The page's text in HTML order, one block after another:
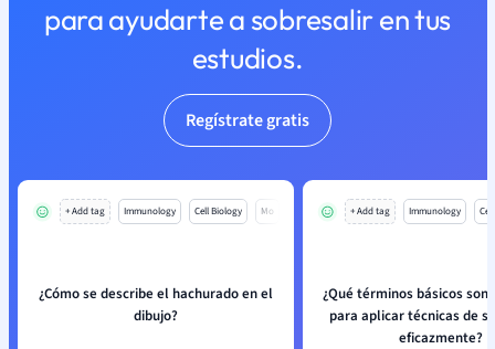
para ayudarte a sobresalir en tus
estudios.
Regístrate gratis
+ Add tag Immunology Cell Biology Mo
¿Cómo se describe el hachurado en el
dibujo?
+ Add tag Immunology
¿Qué términos básicos son
para aplicar técnicas de
eficazmente?